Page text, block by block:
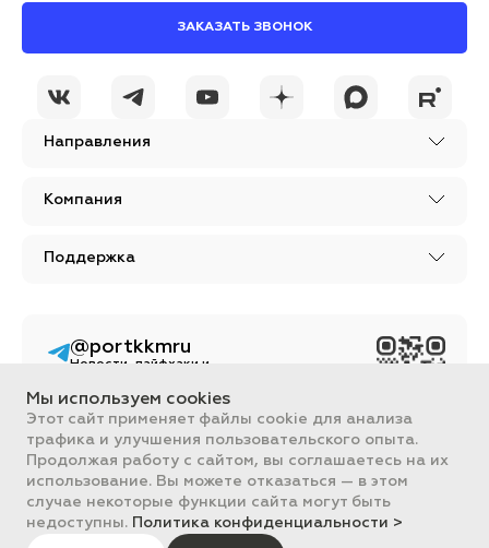
Направления
Компания
Поддержка
ЗАКАЗАТЬ ЗВОНОК
Вся информация, размещенная на сайте, носит ознакомительный
характер и не является публичной офертой, определяемой
положениями Статьи 437 ГК РФ.
Все цены на сайте указаны с НДС. ООО "ПОРТ" ИНН 2461018892,
ОГРН 1022401953496
ПОРТ 2011-2026
Политика обработки данных
@portkkmru
Новости, лайфхаки и
контент PORT - бизнес
портал
Мы используем cookies
Этот сайт применяет файлы cookie для анализа
трафика и улучшения пользовательского опыта.
Продолжая работу с сайтом, вы соглашаетесь на их
использование. Вы можете отказаться — в этом
случае некоторые функции сайта могут быть
недоступны. Политика конфиденциальности >